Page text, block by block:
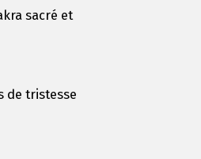
sacré et
de tristesse